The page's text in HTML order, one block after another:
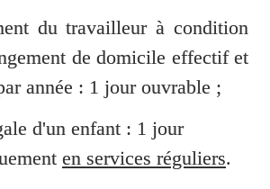
du travailleur à condition
de domicile effectif et
année : 1 jour ouvrable ;
d'un enfant : 1 jour
en services réguliers.